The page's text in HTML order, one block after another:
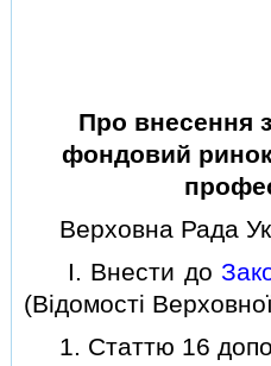
Про внесення
фондовий
Верховна Рада
I. Внести до
(Вiдомостi
1. Статтю 16